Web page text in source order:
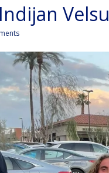
Velsu